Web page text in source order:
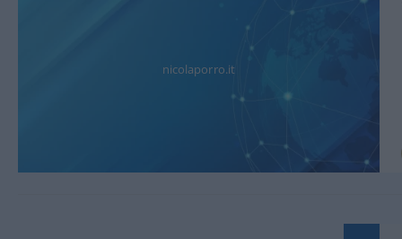
nicolaporro.it